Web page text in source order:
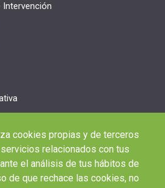
Intervención
para cancelar sin coste y recibir el
cookies propias y de terceros
relacionados con tus
el análisis de tus hábitos de
de que rechace las cookies, no